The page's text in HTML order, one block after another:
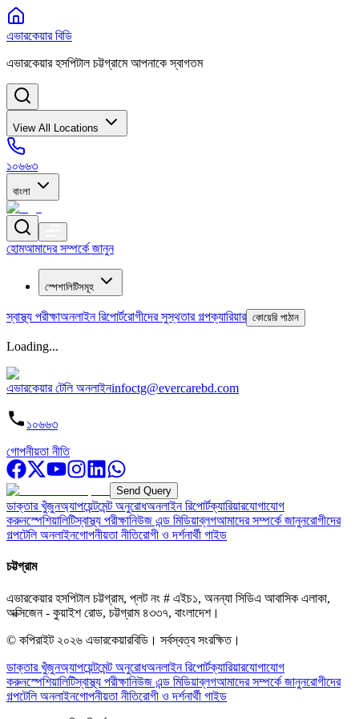
এভারকেয়ার বিডি
এভারকেয়ার হসপিটাল চট্টগ্রামে আপনাকে স্বাগতম
View All Locations
১০৬৬৩
বাংলা
হোমআমাদের সম্পর্কে জানুন
স্পেশালিটিসমূহ
স্বাস্থ্য পরীক্ষাঅনলাইন রিপোর্টরোগীদের সুস্থতার গল্পক্যারিয়ার কোয়েরি পাঠান
Loading...
এভারকেয়ার টেলি অনলাইনinfoctg@evercarebd.com
১০৬৬৩
গোপনীয়তা নীতি
Send Query
ডাক্তার খুঁজুনঅ্যাপয়েন্টমেন্ট অনুরোধঅনলাইন রিপোর্টক্যারিয়ারযোগাযোগ
করুনস্পেশিয়ালিটিস্বাস্থ্য পরীক্ষানিউজ এন্ড মিডিয়াব্লগআমাদের সম্পর্কে জানুনরোগীদের
গল্পটেলি অনলাইনগোপনীয়তা নীতিরোগী ও দর্শনার্থী গাইড
চট্টগ্রাম
এভারকেয়ার হসপিটাল চট্টগ্রাম, প্লট নং # এইচ১, অনন্যা সিডিএ আবাসিক এলাকা,
অক্সিজেন - কুয়াইশ রোড, চট্টগ্রাম ৪৩৩৭, বাংলাদেশ।
© কপিরাইট ২০২৬ এভারকেয়ারবিডি। সর্বস্বত্ব সংরক্ষিত।
ডাক্তার খুঁজুনঅ্যাপয়েন্টমেন্ট অনুরোধঅনলাইন রিপোর্টক্যারিয়ারযোগাযোগ
করুনস্পেশিয়ালিটিস্বাস্থ্য পরীক্ষানিউজ এন্ড মিডিয়াব্লগআমাদের সম্পর্কে জানুনরোগীদের
গল্পটেলি অনলাইনগোপনীয়তা নীতিরোগী ও দর্শনার্থী গাইড